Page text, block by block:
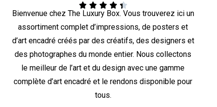
    
Bienvenue chez The Luxury Box. Vous trouverez ici un
assortiment complet d’impressions, de posters et
d’art encadré créés par des créatifs, des designers et
des photographes du monde entier. Nous collectons
le meilleur de l’art et du design avec une gamme
complète d’art encadré et le rendons disponible pour
tous.